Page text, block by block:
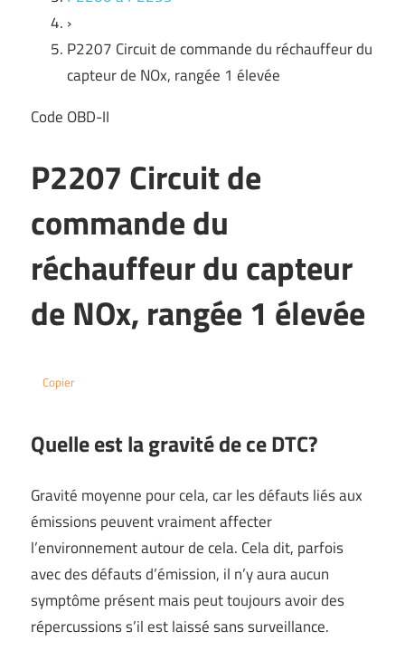
›
P2207 Circuit de commande du réchauffeur du
capteur de NOx, rangée 1 élevée
Code OBD-II
P2207 Circuit de
commande du
réchauffeur du capteur
de NOx, rangée 1 élevée
Copier
Quelle est la gravité de ce DTC?
Gravité moyenne pour cela, car les défauts liés aux
émissions peuvent vraiment affecter
l’environnement autour de cela. Cela dit, parfois
avec des défauts d’émission, il n’y aura aucun
symptôme présent mais peut toujours avoir des
répercussions s’il est laissé sans surveillance.